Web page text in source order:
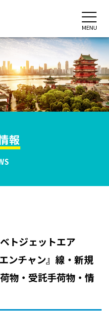
MENU
報
トジェットエア
ンチャン』線・新規
物・受託手荷物・情